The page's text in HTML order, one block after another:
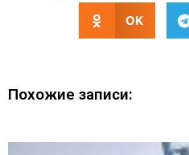
OK
Похожие записи: